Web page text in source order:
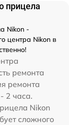
прицела
Nikon -
центра Nikon в
ремонта
ремонта
2 часа.
Nikon
сложного